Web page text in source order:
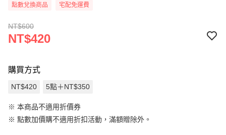
點數兌換商品 宅配免運費
NT$600
NT$420
購買方式
NT$420 5點＋NT$350
※ 本商品不適用折價券
※ 點數加價購不適用折扣活動，滿額贈除外。